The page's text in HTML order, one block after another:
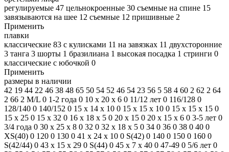
регулируемые 47 цельнокроенные 30 съемные на спине 15
завязываются на шее 12 съемные 12 пришивные 2
Применить
плавки
классические 83 с кулисками 11 на завязках 11 двухсторонние
3 танга 3 шорты 1 бразилиана 1 высокая посадка 1 стринги 0
классические с юбочкой 0
Применить
размеры в наличии
42 19 44 22 46 38 48 65 50 54 52 46 54 23 56 5 58 4 60 2 62 2 64
2 66 2 M/L 0 1-2 года 0 10 х 20 х 6 0 11/12 лет 0 116/128 0
128/140 0 140/152 0 15 х 14 х 10 0 15 х 15 х 10 0 15 х 15 х 15 0
15 х 25 0 15 х 32 0 16 х 18 х 5 0 20 x 15 0 20 х 15 х 6 0 3-5 лет 0
3/4 года 0 30 х 25 х 8 0 32 0 32 х 18 х 5 0 34 0 36 0 38 0 40 0
XS(40) 0 120 0 130 0 41 х 24 х 10 0 S(42) 0 140 0 150 0 160 0
S(42/44) 0 43 х 15 х 29 0 S(44) 0 45 х 7 х 40 0 47-49 0 5/6 лет 0